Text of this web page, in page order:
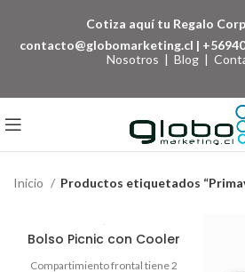
Cotiza aquí tu Regalo
contacto@globomarketing.cl |
Nosotros | Blog |
Inicio Productos etiquetados
Bolso Picnic con Cooler